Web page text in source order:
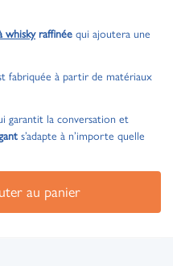
whiskyraffinée qui ajoutera une
fabriquée à partir de matériaux
garantit la conversation et
s’adapte à n’importe quelle
au panier